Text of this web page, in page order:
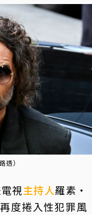
）
視主持人羅素・
度捲入性犯罪風